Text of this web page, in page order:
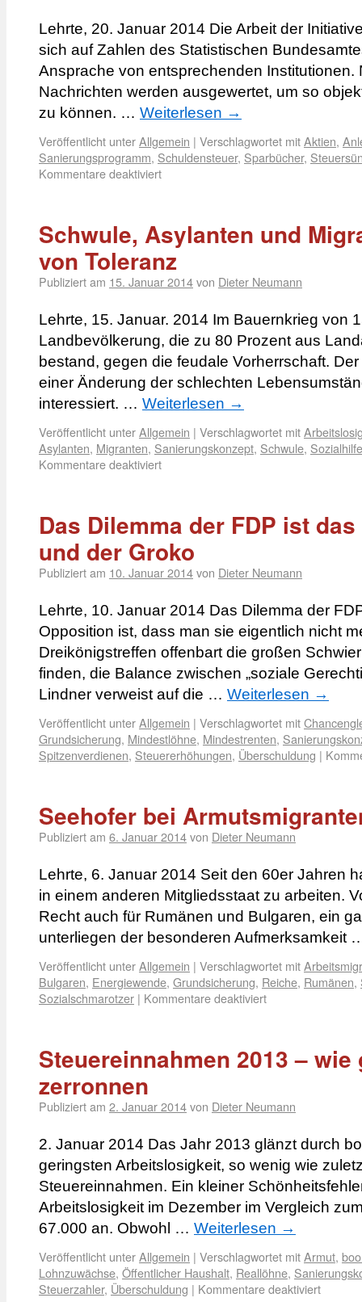
Lehrte, 20. Januar 2014 Die Arbeit der
sich auf Zahlen des Statistischen
Ansprache von entsprechenden Institutionen.
Nachrichten werden ausgewertet, um so
zu können. … Weiterlesen →
Veröffentlicht unterAllgemein | Verschlagwortet mitAktien,
Sanierungsprogramm, Schuldensteuer, Sparbücher,
Kommentare deaktiviert
Schwule, Asylanten und
von Toleranz
Publiziert am 15. Januar 2014von Dieter Neumann
Lehrte, 15. Januar. 2014 Im Bauernkrieg von
Landbevölkerung, die zu 80 Prozent aus
bestand, gegen die feudale Vorherrschaft.
einer Änderung der schlechten
interessiert. … Weiterlesen →
Veröffentlicht unterAllgemein | Verschlagwortet mit
Asylanten, Migranten, Sanierungskonzept, Schwule, Sozialhilfe
Kommentare deaktiviert
Das Dilemma der FDP ist
und der Groko
Publiziert am 10. Januar 2014von Dieter Neumann
Lehrte, 10. Januar 2014 Das Dilemma der
Opposition ist, dass man sie eigentlich nicht
Dreikönigstreffen offenbart die großen
finden, die Balance zwischen „soziale
Lindner verweist auf die … Weiterlesen →
Veröffentlicht unterAllgemein | Verschlagwortet mit
Grundsicherung, Mindestlöhne, Mindestrenten,
Spitzenverdienen, Steuererhöhungen, Überschuldung |
Seehofer bei
Publiziert am 6. Januar 2014von Dieter Neumann
Lehrte, 6. Januar 2014 Seit den 60er Jahren
in einem anderen Mitgliedsstaat zu arbeiten.
Recht auch für Rumänen und Bulgaren, ein
unterliegen der besonderen Aufmerksamkeit
Veröffentlicht unterAllgemein | Verschlagwortet mit
Bulgaren, Energiewende, Grundsicherung, Reiche, Rumänen,
Sozialschmarotzer | Kommentare deaktiviert
Steuereinnahmen 2013 –
zerronnen
Publiziert am 2. Januar 2014von Dieter Neumann
2. Januar 2014 Das Jahr 2013 glänzt durch
geringsten Arbeitslosigkeit, so wenig wie
Steuereinnahmen. Ein kleiner
Arbeitslosigkeit im Dezember im Vergleich
67.000 an. Obwohl … Weiterlesen →
Veröffentlicht unterAllgemein | Verschlagwortet mitArmut,
Lohnzuwächse, Öffentlicher Haushalt, Reallöhne,
Steuerzahler, Überschuldung | Kommentare deaktiviert